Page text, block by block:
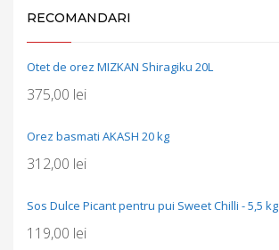
RECOMANDARI
Otet de orez MIZKAN Shiragiku 20L
375,00 lei
Orez basmati AKASH 20 kg
312,00 lei
Sos Dulce Picant pentru pui Sweet Chilli - 5,5 kg
119,00 lei